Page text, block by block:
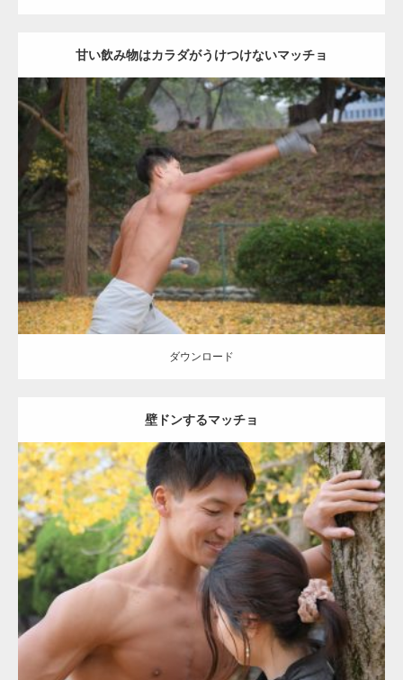
甘い飲み物はカラダがうけつけないマッチョ
Update:2021.07.8
Category: 公園のマッチョ その他 AKIHITO(細マッチョ) 背中
ダウンロード
ダウンロード
壁ドンするマッチョ
Update: 2021.07.8
Category:公園のマッチョ その他 AKIHITO(細マッチョ) 大胸筋 肩 腹
筋
ダウンロード